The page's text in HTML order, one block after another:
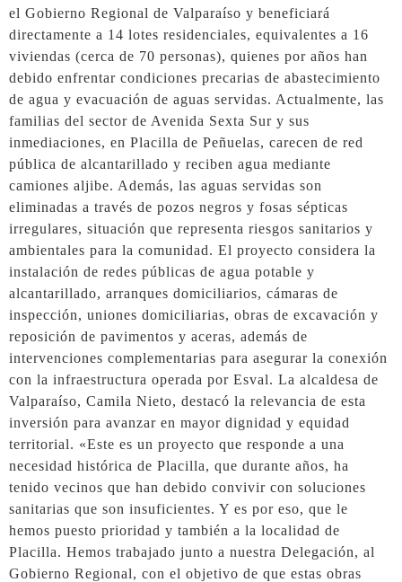
el Gobierno Regional de Valparaíso y beneficiará
directamente a 14 lotes residenciales, equivalentes a 16
viviendas (cerca de 70 personas), quienes por años han
debido enfrentar condiciones precarias de abastecimiento
de agua y evacuación de aguas servidas. Actualmente, las
familias del sector de Avenida Sexta Sur y sus
inmediaciones, en Placilla de Peñuelas, carecen de red
pública de alcantarillado y reciben agua mediante
camiones aljibe. Además, las aguas servidas son
eliminadas a través de pozos negros y fosas sépticas
irregulares, situación que representa riesgos sanitarios y
ambientales para la comunidad. El proyecto considera la
instalación de redes públicas de agua potable y
alcantarillado, arranques domiciliarios, cámaras de
inspección, uniones domiciliarias, obras de excavación y
reposición de pavimentos y aceras, además de
intervenciones complementarias para asegurar la conexión
con la infraestructura operada por Esval. La alcaldesa de
Valparaíso, Camila Nieto, destacó la relevancia de esta
inversión para avanzar en mayor dignidad y equidad
territorial. «Este es un proyecto que responde a una
necesidad histórica de Placilla, que durante años, ha
tenido vecinos que han debido convivir con soluciones
sanitarias que son insuficientes. Y es por eso, que le
hemos puesto prioridad y también a la localidad de
Placilla. Hemos trabajado junto a nuestra Delegación, al
Gobierno Regional, con el objetivo de que estas obras